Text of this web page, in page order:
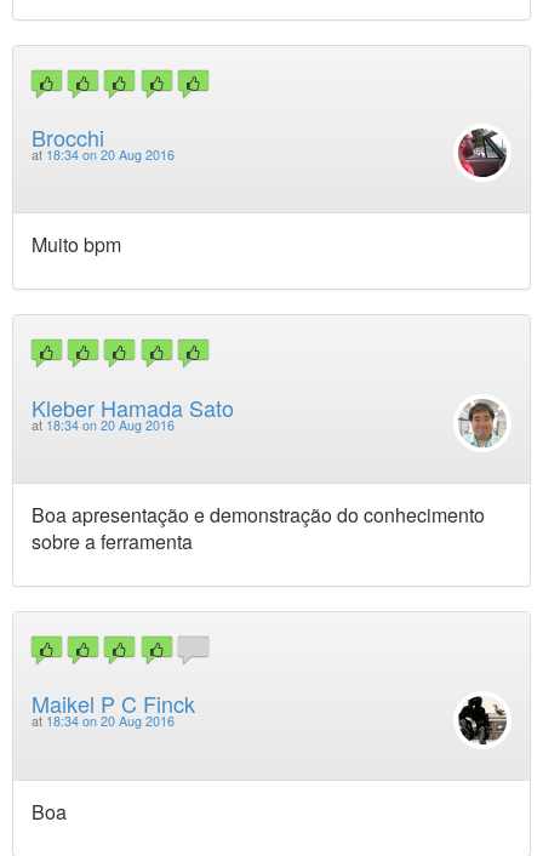
Brocchi
at 18:34 on 20 Aug 2016
Muito bpm
Kleber Hamada Sato
at 18:34 on 20 Aug 2016
Boa apresentação e demonstração do conhecimento
sobre a ferramenta
Maikel P C Finck
at 18:34 on 20 Aug 2016
Boa